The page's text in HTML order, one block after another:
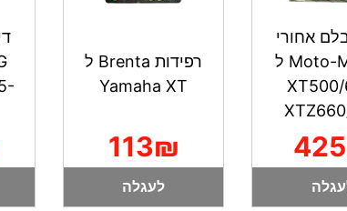
אחורי
Moto-Master ל
רפידות Brenta ל
Yamaha XT
113₪
לעגלה